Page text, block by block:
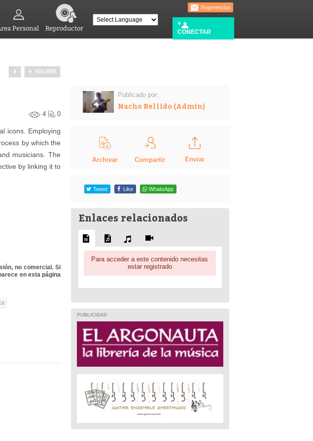
Personal Reproductor
Sugerencias
CONECTAR
VOLVER
4 0
Employing
by which the
musicians. The
by linking it to
no comercial. Si
en esta página
Publicado por:
Nacho Bellido (Admin)
Archivar Compartir Enviar
Tweet Like WhatsApp
Enlaces relacionados
Para acceder a este contenido necesitas
estar registrado
PUBLICIDAD